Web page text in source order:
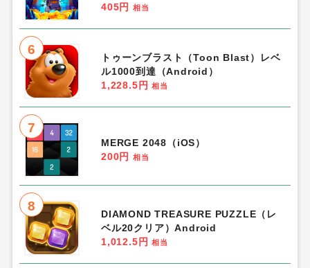
405円
相当
6
トゥーンブラスト（Toon Blast）レベ
ル1000到達（Android）
1,228.5円
相当
7
MERGE 2048（iOS）
200円
相当
8
DIAMOND TREASURE PUZZLE（レ
ベル20クリア）Android
1,012.5円
相当